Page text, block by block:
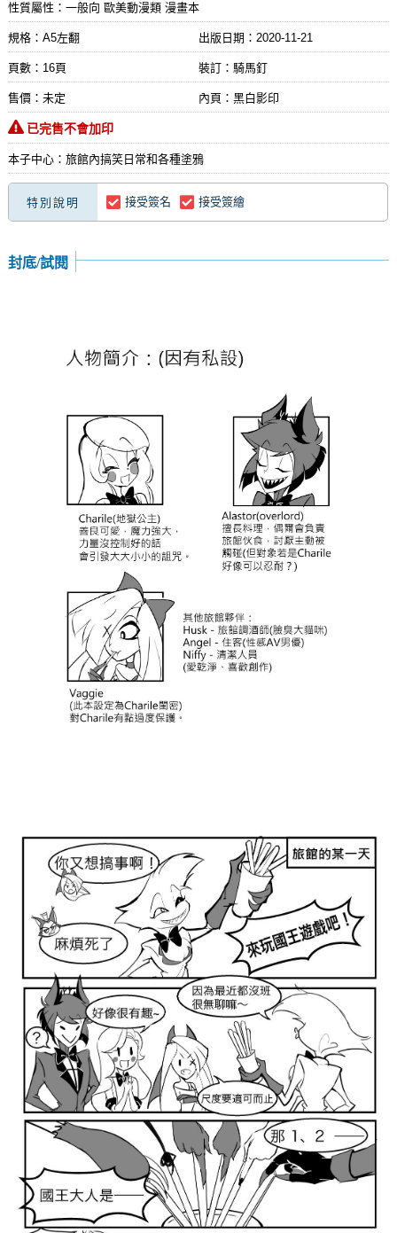
性質屬性：一般向 歐美動漫類 漫畫本
規格：A5左翻 出版日期： 2020-11-21
頁數：16頁 裝訂：騎馬釘
售價：未定 內頁：黑白影印
已完售不會加印
本子中心：旅館內搞笑日常和各種塗鴉
特別說明 接受簽名 接受簽繪
封底/試閱